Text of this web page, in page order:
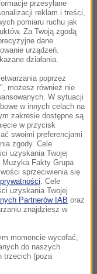
M., i byłemu
dotyczą
oni
spraw za
M. mieli
urzędnicy,
złotych.
M. dotyczy
na szkodę
przesyłane
reklam i treści,
pomiaru ruchu jak
Za Twoją zgodą
dane
urządzeń.
działania.
poprzez
możesz również nie
W sytuacji
w innych celach na
zakresie dostępne są
w przycisk
swoimi preferencjami
zgody. Cele
uzyskania Twojej
Muzyka Fakty Grupa
sprzeciwienia się
. Cele
uzyskania Twojej
Partnerów IAB oraz
znajdziesz w
momencie wycofać,
do naszych
trzecich (poza